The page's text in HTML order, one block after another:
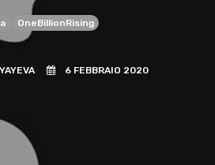
OneBillionRising
6 FEBBRAIO 2020